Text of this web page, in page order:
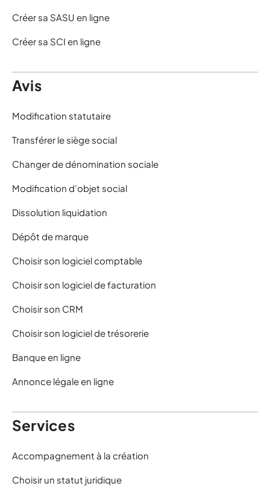
Créer sa SASU en ligne
Créer sa SCI en ligne
Avis
Modification statutaire
Transférer le siège social
Changer de dénomination sociale
Modification d’objet social
Dissolution liquidation
Dépôt de marque
Choisir son logiciel comptable
Choisir son logiciel de facturation
Choisir son CRM
Choisir son logiciel de trésorerie
Banque en ligne
Annonce légale en ligne
Services
Accompagnement à la création
Choisir un statut juridique